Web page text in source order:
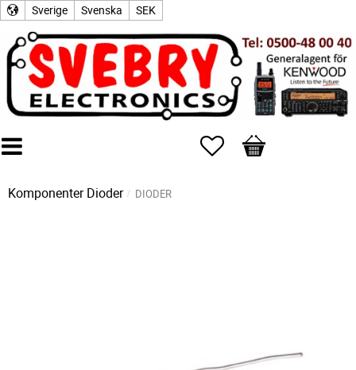
Sverige Svenska SEK
Favoriter
Kundvagn
Komponenter Dioder DIODER